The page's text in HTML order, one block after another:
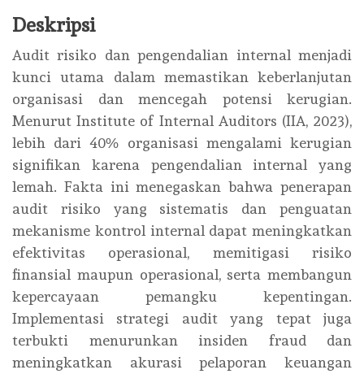
Deskripsi
Audit risiko dan pengendalian internal menjadi
kunci utama dalam memastikan keberlanjutan
organisasi dan mencegah potensi kerugian.
Menurut Institute of Internal Auditors (IIA, 2023),
lebih dari 40% organisasi mengalami kerugian
signifikan karena pengendalian internal yang
lemah. Fakta ini menegaskan bahwa penerapan
audit risiko yang sistematis dan penguatan
mekanisme kontrol internal dapat meningkatkan
efektivitas operasional, memitigasi risiko
finansial maupun operasional, serta membangun
kepercayaan pemangku kepentingan.
Implementasi strategi audit yang tepat juga
terbukti menurunkan insiden fraud dan
meningkatkan akurasi pelaporan keuangan